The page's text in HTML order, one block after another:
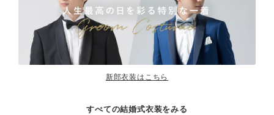
新郎衣装はこちら
すべての結婚式衣装をみる